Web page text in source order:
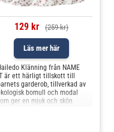
129 kr (259 kr)
Läs mer här
Klänning från NAME
är ett härligt tillskott till
garderob, tillverkad av
bomull och modal
ger en mjuk och skön